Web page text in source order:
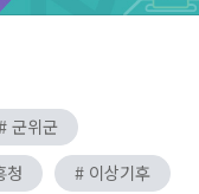
군위군
청
# 이상기후